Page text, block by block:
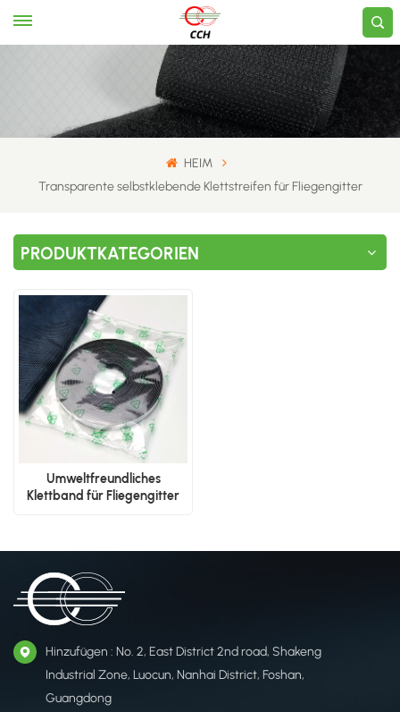
HEIM
Transparente selbstklebende Klettstreifen für Fliegengitter
PRODUKTKATEGORIEN
Umweltfreundliches
Klettband für Fliegengitter
Hinzufügen : No. 2, East District 2nd road, Shakeng
Industrial Zone, Luocun, Nanhai District, Foshan,
Guangdong